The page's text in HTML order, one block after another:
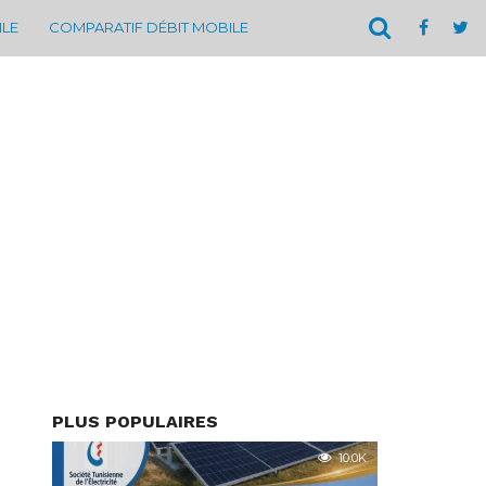
COMPARATIF DÉBIT MOBILE
PLUS POPULAIRES
10.0K